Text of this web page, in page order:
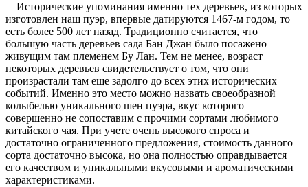
Исторические упоминания именно тех деревьев, из которых
изготовлен наш пуэр, впервые датируются 1467-м годом, то
есть более 500 лет назад. Традиционно считается, что
большую часть деревьев сада Бан Джан было посажено
живущим там племенем Бу Лан. Тем не менее, возраст
некоторых деревьев свидетельствует о том, что они
произрастали там еще задолго до всех этих исторических
событий. Именно это место можно назвать своеобразной
колыбелью уникального шен пуэра, вкус которого
совершенно не сопоставим с прочими сортами любимого
китайского чая. При учете очень высокого спроса и
достаточно ограниченного предложения, стоимость данного
сорта достаточно высока, но она полностью оправдывается
его качеством и уникальными вкусовыми и ароматическими
характеристиками.